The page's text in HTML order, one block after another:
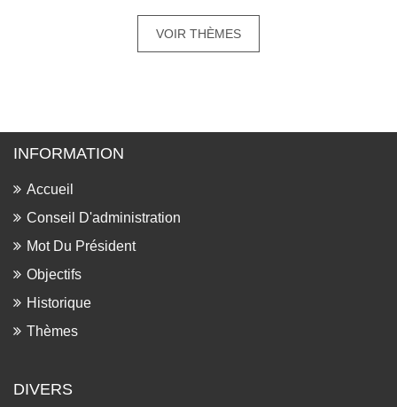
VOIR THÈMES
INFORMATION
Accueil
Conseil D'administration
Mot Du Président
Objectifs
Historique
Thèmes
DIVERS